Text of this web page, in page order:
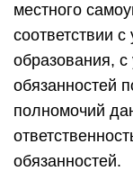
местного
соответствии
образования,
обязанностей
полномочий
обязанностей.